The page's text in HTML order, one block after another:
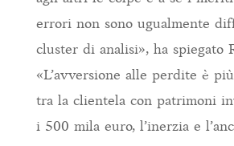
errori non sono ugualmente
cluster di analisi», ha spiegato
«L’avversione alle perdite è
tra la clientela con patrimoni
i 500 mila euro, l’inerzia e